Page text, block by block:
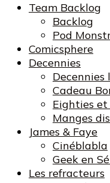
Team Backlog
Backlog
Pod
Comicsphere
Decennies
Decennies
Cadeau
Eighties et
Manges
James & Faye
Cinéblabla
Geek en
Les refracteurs